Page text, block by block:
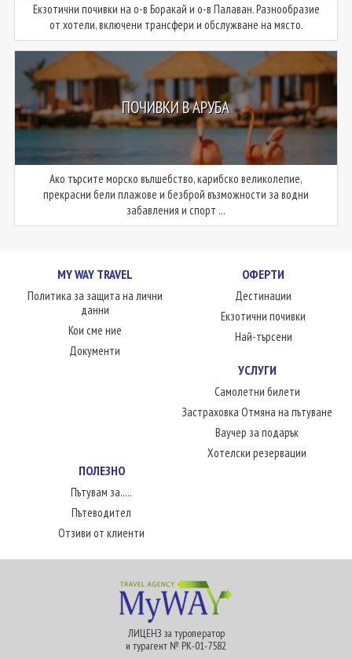
Екзотични почивки на о-в Боракай и о-в Палаван. Разнообразие
от хотели, включени трансфери и обслужване на място.
ПОЧИВКИ В АРУБА
Ако търсите морско вълшебство, карибско великолепие,
прекрасни бели плажове и безброй възможности за водни
забавления и спорт ...
MY WAY TRAVEL
Политика за защита на лични
данни
Кои сме ние
Документи
ОФЕРТИ
Дестинации
Екзотични почивки
Най-търсени
УСЛУГИ
Самолетни билети
Застраховка Отмяна на пътуване
Ваучер за подарък
Хотелски резервации
ПОЛЕЗНО
Пътувам за.....
Пътеводител
Отзиви от клиенти
ЛИЦЕНЗ за туроператор
и турагент № РК-01-7582